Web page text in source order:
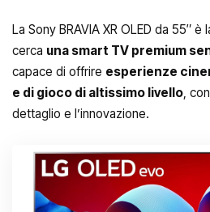
La Sony BRAVIA XR OLED da 55″
cerca una smart TV premium
capace di offrire esperienze
e di gioco di altissimo livello ,
dettaglio e l’innovazione.